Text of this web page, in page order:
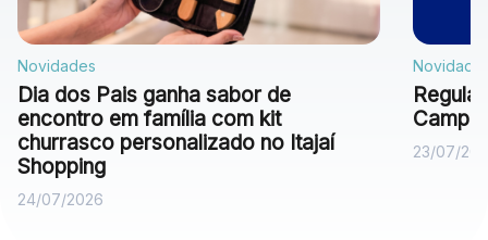
Novidades
Dia dos Pais ganha sabor de
encontro em família com kit
churrasco personalizado no Itajaí
Shopping
24/07/2026
23/07/